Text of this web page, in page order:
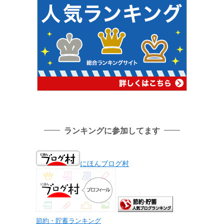
ランキングに参加してます
にほんブログ村
節約・貯蓄ランキング